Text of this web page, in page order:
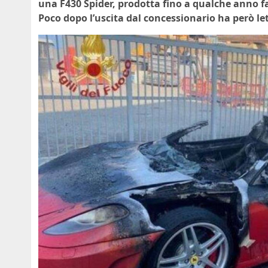
una F430 Spider, prodotta fino a qualche
Poco dopo l’uscita dal concessionario ha però